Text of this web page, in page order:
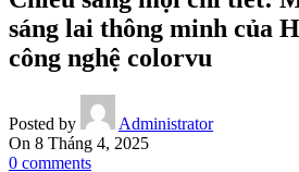
sáng lai thông minh của
công nghệ colorvu
Posted by
Administrator
On 8 Tháng 4, 2025
0 comments